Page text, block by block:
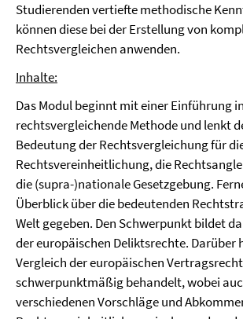
Studierenden vertiefte methodische
können diese bei der Erstellung von
Rechtsvergleichen anwenden.
Inhalte:
Das Modul beginnt mit einer Einführung
rechtsvergleichende Methode und lenkt
Bedeutung der Rechtsvergleichung für
Rechtsvereinheitlichung, die
die (supra-)nationale Gesetzgebung.
Überblick über die bedeutenden
Welt gegeben. Den Schwerpunkt bildet
der europäischen Deliktsrechte. Darüber
Vergleich der europäischen
schwerpunktmäßig behandelt, wobei
verschiedenen Vorschläge und